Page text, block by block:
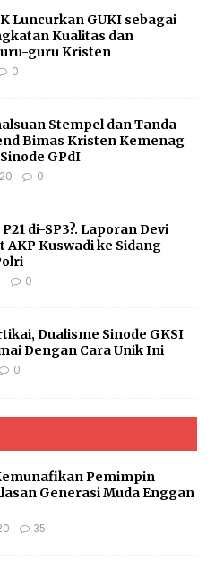
Luncurkan GUKI sebagai
Kualitas dan
guru Kristen
0
Stempel dan Tanda
Bimas Kristen Kemenag
GPdI
0
di-SP3?. Laporan Devi
AKP Kuswadi ke Sidang
0
Dualisme Sinode GKSI
Dengan Cara Unik Ini
0
Pemimpin
Generasi Muda Enggan
35